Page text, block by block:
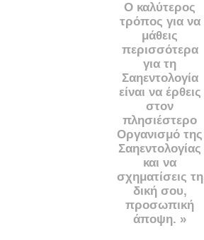
Ο καλύτερος
τρόπος για να
μάθεις
περισσότερα
για τη
Σαηεντολογία
είναι να έρθεις
στον
πλησιέστερο
Οργανισμό της
Σαηεντολογίας
και να
σχηματίσεις τη
δική σου,
προσωπική
άποψη. »